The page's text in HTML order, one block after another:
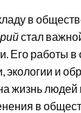
в
стал
Его работы в
экологии и
жизнь людей
в